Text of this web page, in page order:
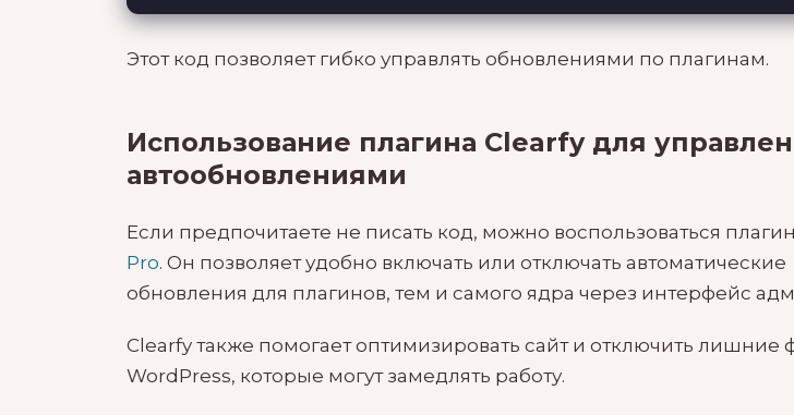
Этот код позволяет гибко управлять обновлениями по плагинам.
Использование плагина Clearfy для
автообновлениями
Если предпочитаете не писать код, можно воспользоваться
Pro. Он позволяет удобно включать или отключать автоматические
обновления для плагинов, тем и самого ядра через интерфейс
Clearfy также помогает оптимизировать сайт и отключить лишние
WordPress, которые могут замедлять работу.